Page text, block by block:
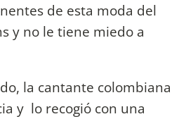
de esta moda del
y no le tiene miedo a
la cantante colombiana
y lo recogió con una